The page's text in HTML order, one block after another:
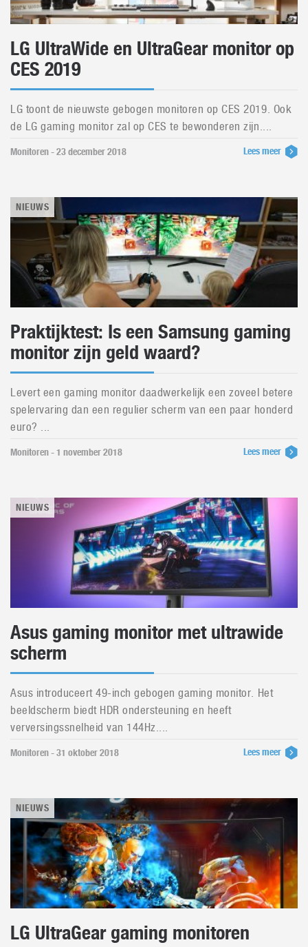
LG UltraWide en UltraGear monitor op
CES 2019
LG toont de nieuwste gebogen monitoren op CES 2019. Ook
de LG gaming monitor zal op CES te bewonderen zijn....
Monitoren - 23 december 2018 Lees meer
NIEUWS
Praktijktest: Is een Samsung gaming
monitor zijn geld waard?
Levert een gaming monitor daadwerkelijk een zoveel betere
spelervaring dan een regulier scherm van een paar honderd
euro? ...
Monitoren - 1 november 2018 Lees meer
NIEUWS
Asus gaming monitor met ultrawide
scherm
Asus introduceert 49-inch gebogen gaming monitor. Het
beeldscherm biedt HDR ondersteuning en heeft
verversingssnelheid van 144Hz....
Monitoren - 31 oktober 2018 Lees meer
NIEUWS
LG UltraGear gaming monitoren